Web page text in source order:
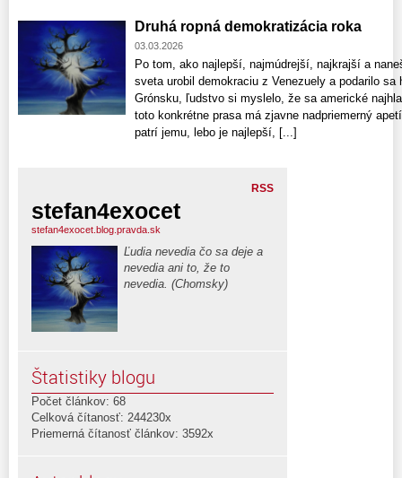
Druhá ropná demokratizácia roka
03.03.2026
Po tom, ako najlepší, najmúdrejší, najkrajší a
sveta urobil demokraciu z Venezuely a podarilo
Grónsku, ľudstvo si myslelo, že sa americké
toto konkrétne prasa má zjavne nadpriemerný
patrí jemu, lebo je najlepší, [...]
RSS
stefan4exocet
stefan4exocet.blog.pravda.sk
Ľudia nevedia čo sa deje a
nevedia ani to, že to
nevedia. (Chomsky)
Štatistiky blogu
Počet článkov: 68
Celková čítanosť: 244230x
Priemerná čítanosť článkov: 3592x